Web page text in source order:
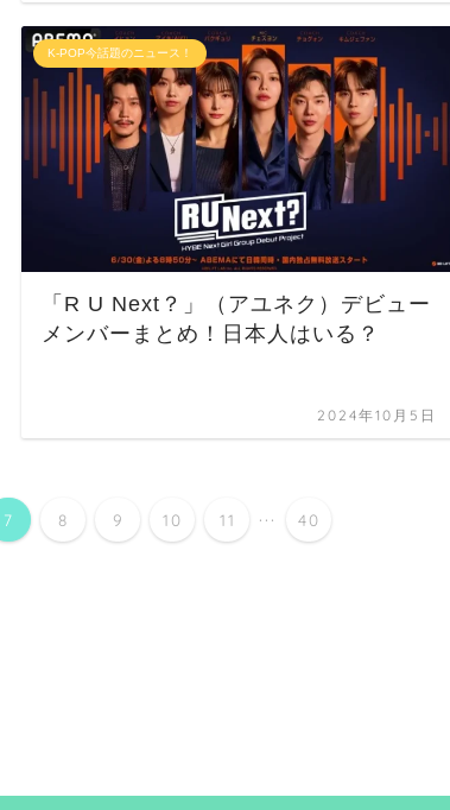
K-POP今話題のニュース！
「R U Next？」（アユネク）デビュー
メンバーまとめ！日本人はいる？
2024年10月5日
7 8 9 10 11 ... 40